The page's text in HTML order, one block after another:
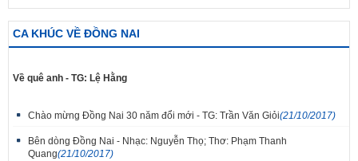
CA KHÚC VỀ ĐỒNG NAI
Về quê anh - TG: Lệ Hằng
Chào mừng Đồng Nai 30 năm đổi mới - TG: Trần Văn Giỏi(21/10/2017)
Bên dòng Đồng Nai - Nhạc: Nguyễn Thọ; Thơ: Phạm Thanh
Quang(21/10/2017)